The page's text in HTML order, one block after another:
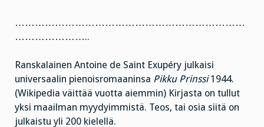
……………………………………………………………
…………………..
Ranskalainen Antoine de Saint Exupéry julkaisi
universaalin pienoisromaaninsa Pikku Prinssi1944.
(Wikipedia väittää vuotta aiemmin) Kirjasta on tullut
yksi maailman myydyimmistä. Teos, tai osia siitä on
julkaistu yli 200 kielellä.